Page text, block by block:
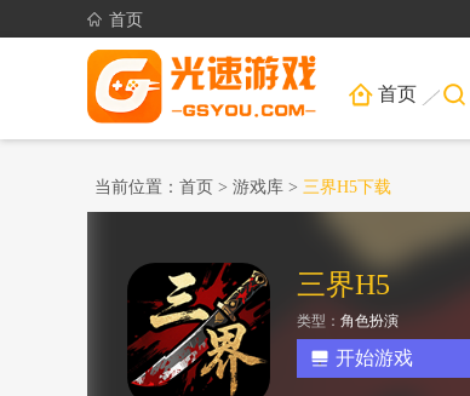
首页
首页
当前位置： 首页 > 游戏库 > 三界H5下载
三界H5
类型： 角色扮演
开始游戏